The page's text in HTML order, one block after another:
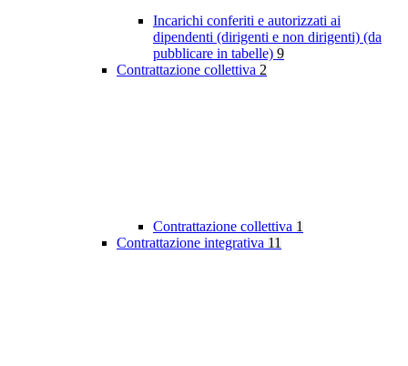
Incarichi conferiti e autorizzati ai
dipendenti (dirigenti e non dirigenti) (da
pubblicare in tabelle) 9
Contrattazione collettiva 2
Contrattazione collettiva 1
Contrattazione integrativa 11